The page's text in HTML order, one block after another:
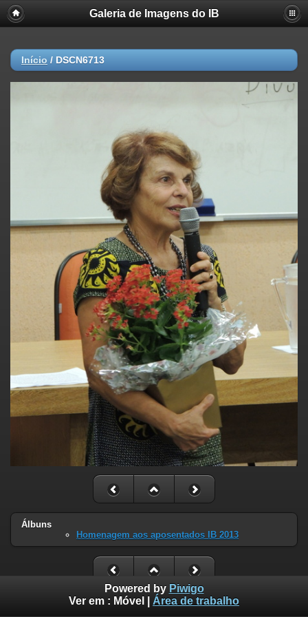
Galeria de Imagens do IB
Início / DSCN6713
Álbuns
Homenagem aos aposentados IB 2013
Powered by Piwigo
Ver em : Móvel Área de trabalho